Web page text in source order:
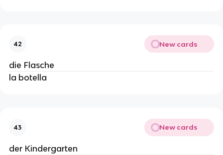
42 New cards
die Flasche
la botella
43 New cards
der Kindergarten